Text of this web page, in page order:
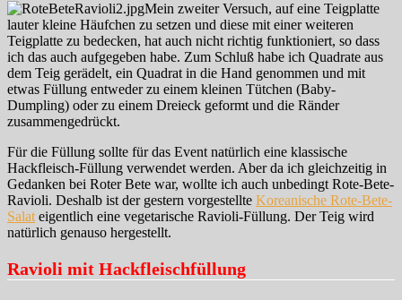
Mein zweiter Versuch, auf eine Teigplatte
lauter kleine Häufchen zu setzen und diese mit einer weiteren
Teigplatte zu bedecken, hat auch nicht richtig funktioniert, so dass
ich das auch aufgegeben habe. Zum Schluß habe ich Quadrate aus
dem Teig gerädelt, ein Quadrat in die Hand genommen und mit
etwas Füllung entweder zu einem kleinen Tütchen (Baby-
Dumpling) oder zu einem Dreieck geformt und die Ränder
zusammengedrückt.
Für die Füllung sollte für das Event natürlich eine klassische
Hackfleisch-Füllung verwendet werden. Aber da ich gleichzeitig in
Gedanken bei Roter Bete war, wollte ich auch unbedingt Rote-Bete-
Ravioli. Deshalb ist der gestern vorgestellte Koreanische Rote-Bete-
Salat eigentlich eine vegetarische Ravioli-Füllung. Der Teig wird
natürlich genauso hergestellt.
Ravioli mit Hackfleischfüllung